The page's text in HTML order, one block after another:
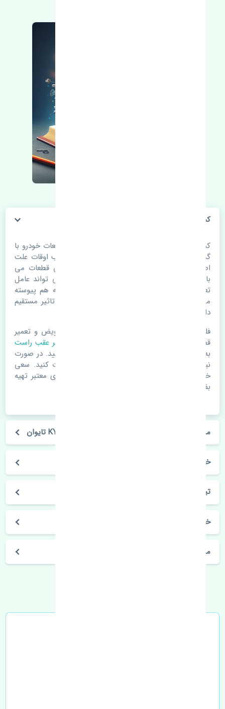
کمک فنر عقب راست نیسان تیانا KYB تایوان
کمک فنر عقب راست نیسان تیانا KYB تایوان. قطعات خودرو با
گذر زمان و طی مسافت مستحلک می شوند. اغلب اوقات علت
اصلی خرابی لوازم یدکی اتومبیل مستحلک شدن قطعات می
باشد. ولی دلایلی مثل تصادفات و حوادث نیز می تواند عامل
تعویض قطعات یدکی باشد. خودرو مجموعه ای به هم پیوسته
می باشد که هر قطعه روی قطعه یا قطعات دیگر تاثیر مستقیم
دارد.
فلذا در صورت خرابی در اسرع زمان نسبت به تعویض و تعمیر
قطعات یدکی اقدام فرمایید. در زمان
خرید کمک فنر عقب راست
به اصلی بودن و کیفیت قطعات بسیار توجه بفرمایید. در صورت
نیاز با مکانیک و کارشناسان در این زمینه مشورت کنید. سعی
خود را بفرمایید تا قطعات یدکی را از فروشگاه های معتبر تهیه
بفرمایید.
مشخصات فنی کمک فنر عقب راست نیسان تیانا KYB تایوان
خودروسازی نیسان
تیانا
خرید کمک فنر عقب راست نیسان تیانا KYB تایوان
مشخصات فنی اتومبیل